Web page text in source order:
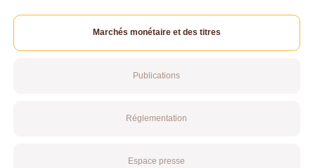
Marchés monétaire et des titres
Publications
Réglementation
Espace presse